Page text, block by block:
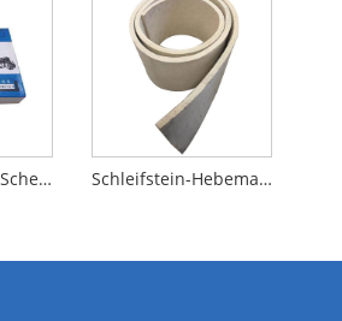
Schleifstein für Schermaschine Schleifstein-Hebemaschine